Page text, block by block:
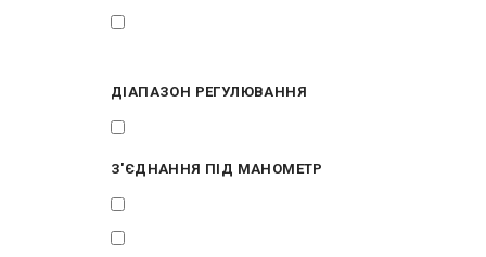
ДІАПАЗОН РЕГУЛЮВАННЯ
З'ЄДНАННЯ ПІД МАНОМЕТР